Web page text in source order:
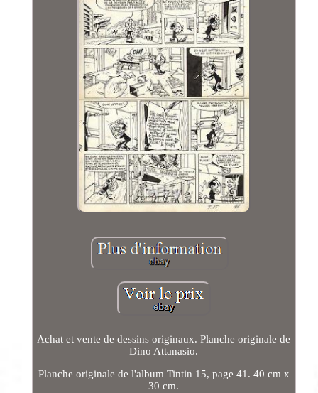
Achat et vente de dessins originaux. Planche originale de
Dino Attanasio.
Planche originale de l'album Tintin 15, page 41. 40 cm x
30 cm.